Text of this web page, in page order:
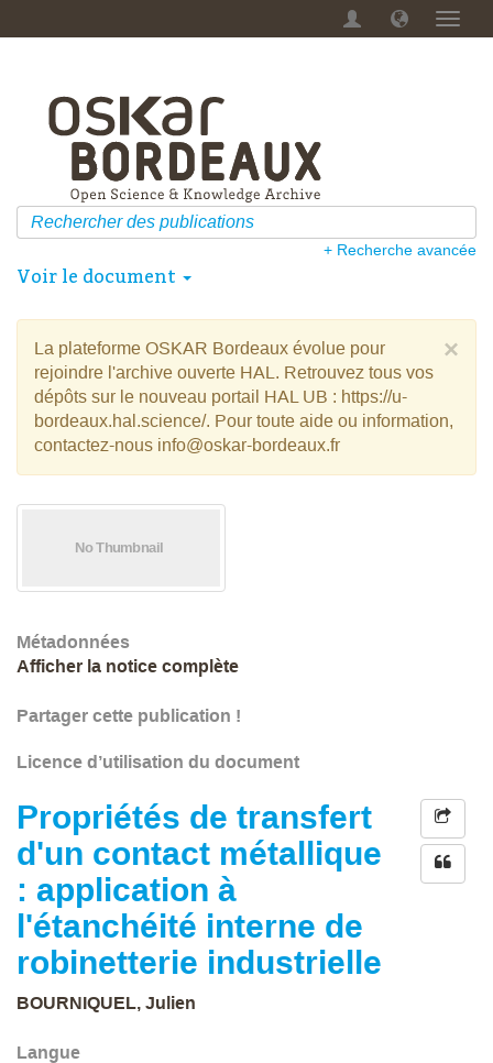
Menu
+ Recherche avancée
Voir le document
×
La plateforme OSKAR Bordeaux évolue pour
rejoindre l'archive ouverte HAL. Retrouvez tous vos
dépôts sur le nouveau portail HAL UB : https://u-
bordeaux.hal.science/. Pour toute aide ou information,
contactez-nous info@oskar-bordeaux.fr
Métadonnées
Afficher la notice complète
Partager cette publication !
Licence d’utilisation du document
Propriétés de transfert
d'un contact métallique
: application à
l'étanchéité interne de
robinetterie industrielle
BOURNIQUEL, Julien
Langue